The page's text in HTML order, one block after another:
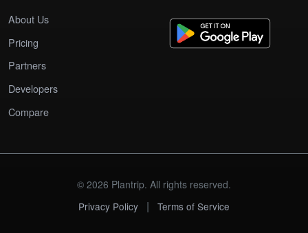
About Us
Pricing
Partners
Developers
Compare
© 2026 Plantrip. All rights reserved.
Privacy Policy
| Terms of Service